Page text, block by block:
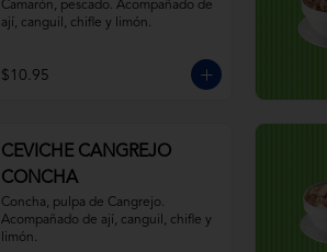
Camarón, pescado. Acompañado de
ají, canguil, chifle y limón.
$10.95
CEVICHE CANGREJO
CONCHA
Concha, pulpa de Cangrejo.
Acompañado de ají, canguil, chifle y
limón.